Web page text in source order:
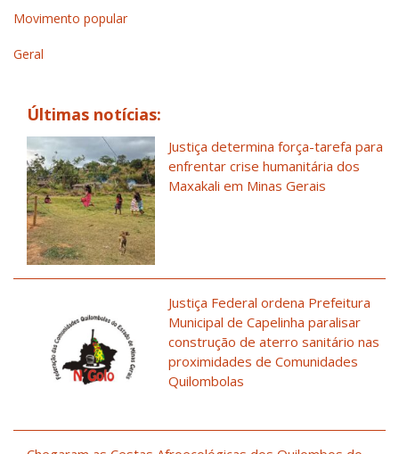
Movimento popular
Geral
Últimas notícias:
Justiça determina força-tarefa para
enfrentar crise humanitária dos
Maxakali em Minas Gerais
Justiça Federal ordena Prefeitura
Municipal de Capelinha paralisar
construção de aterro sanitário nas
proximidades de Comunidades
Quilombolas